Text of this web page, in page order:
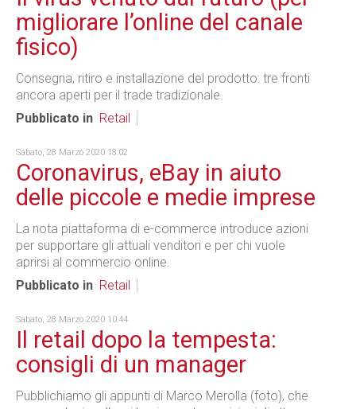
migliorare l’online del canale
fisico)
Consegna, ritiro e installazione del prodotto: tre fronti
ancora aperti per il trade tradizionale.
Pubblicato in Retail
Sabato, 28 Marzo 2020 18:02
Coronavirus, eBay in aiuto
delle piccole e medie imprese
La nota piattaforma di e-commerce introduce azioni
per supportare gli attuali venditori e per chi vuole
aprirsi al commercio online.
Pubblicato in Retail
Sabato, 28 Marzo 2020 10:44
Il retail dopo la tempesta:
consigli di un manager
Pubblichiamo gli appunti di Marco Merolla (foto), che